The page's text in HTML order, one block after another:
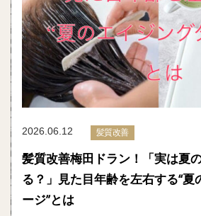
2026.06.12 髪質改善
髪質改善梅田ドラン！「実は夏
る？」見た目年齢を左右する“夏
ージ”とは